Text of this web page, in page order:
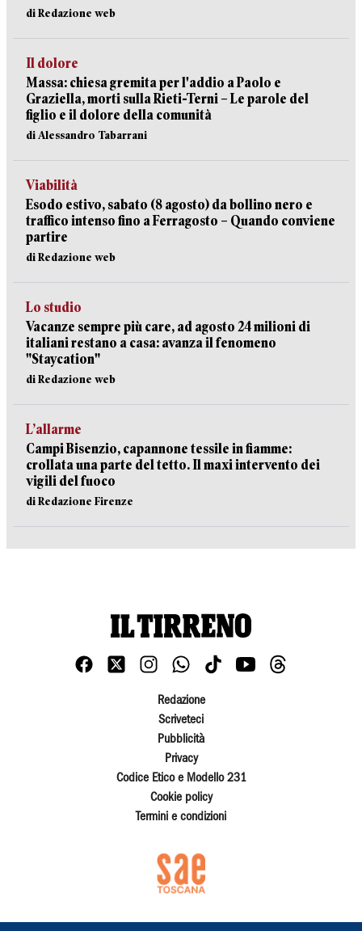
di Redazione web
Il dolore
Massa: chiesa gremita per l'addio a Paolo e
Graziella, morti sulla Rieti-Terni – Le parole del
figlio e il dolore della comunità
di Alessandro Tabarrani
Viabilità
Esodo estivo, sabato (8 agosto) da bollino nero e
traffico intenso fino a Ferragosto – Quando conviene
partire
di Redazione web
Lo studio
Vacanze sempre più care, ad agosto 24 milioni di
italiani restano a casa: avanza il fenomeno
"Staycation"
di Redazione web
L’allarme
Campi Bisenzio, capannone tessile in fiamme:
crollata una parte del tetto. Il maxi intervento dei
vigili del fuoco
di Redazione Firenze
Redazione
Scriveteci
Pubblicità
Privacy
Codice Etico e Modello 231
Cookie policy
Termini e condizioni